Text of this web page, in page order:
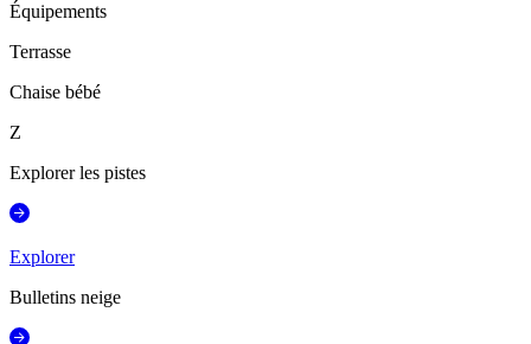
Équipements
Terrasse
Chaise bébé
Z
Explorer les pistes
Explorer
Bulletins neige